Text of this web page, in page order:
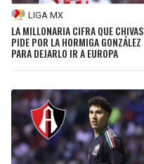
COLTS
JAGUARS
TITANS
MAGIC
WIZARDS
WARRIORS
LIGA MX
LA MILLONARIA CIFRA QUE CHIVAS
PIDE POR LA HORMIGA GONZÁLEZ
PARA DEJARLO IR A EUROPA